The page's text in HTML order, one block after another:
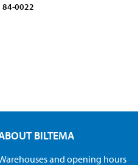
84-0022
BILTEMA
and opening hours